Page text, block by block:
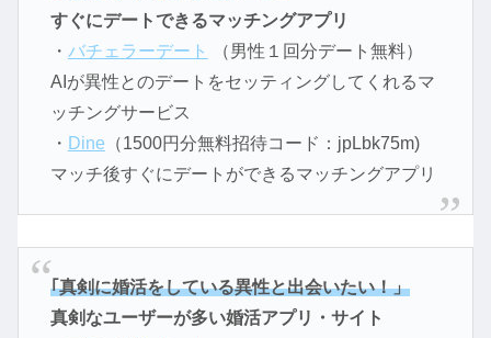
すぐにデートできるマッチングアプリ
・ バチェラーデート
（男性１回分デート無料）
AIが異性とのデートをセッティングしてくれるマ
ッチングサービス
・ Dine （1500円分無料招待コード：jpLbk75m)
マッチ後すぐにデートができるマッチングアプリ
｢真剣に婚活をしている異性と出会いたい！」
真剣なユーザーが多い婚活アプリ・サイト